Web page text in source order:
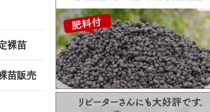
裸苗
苗販売